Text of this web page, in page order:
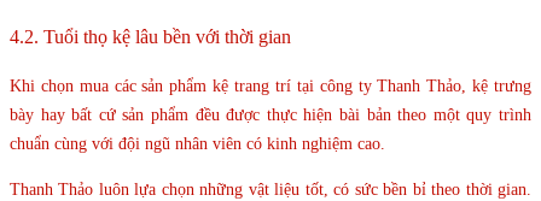
4.2. Tuổi thọ kệ lâu bền với thời gian
Khi chọn mua các sản phẩm kệ trang trí tại công ty Thanh Thảo, kệ trưng
bày hay bất cứ sản phẩm đều được thực hiện bài bản theo một quy trình
chuẩn cùng với đội ngũ nhân viên có kinh nghiệm cao.
Thanh Thảo luôn lựa chọn những vật liệu tốt, có sức bền bỉ theo thời gian.